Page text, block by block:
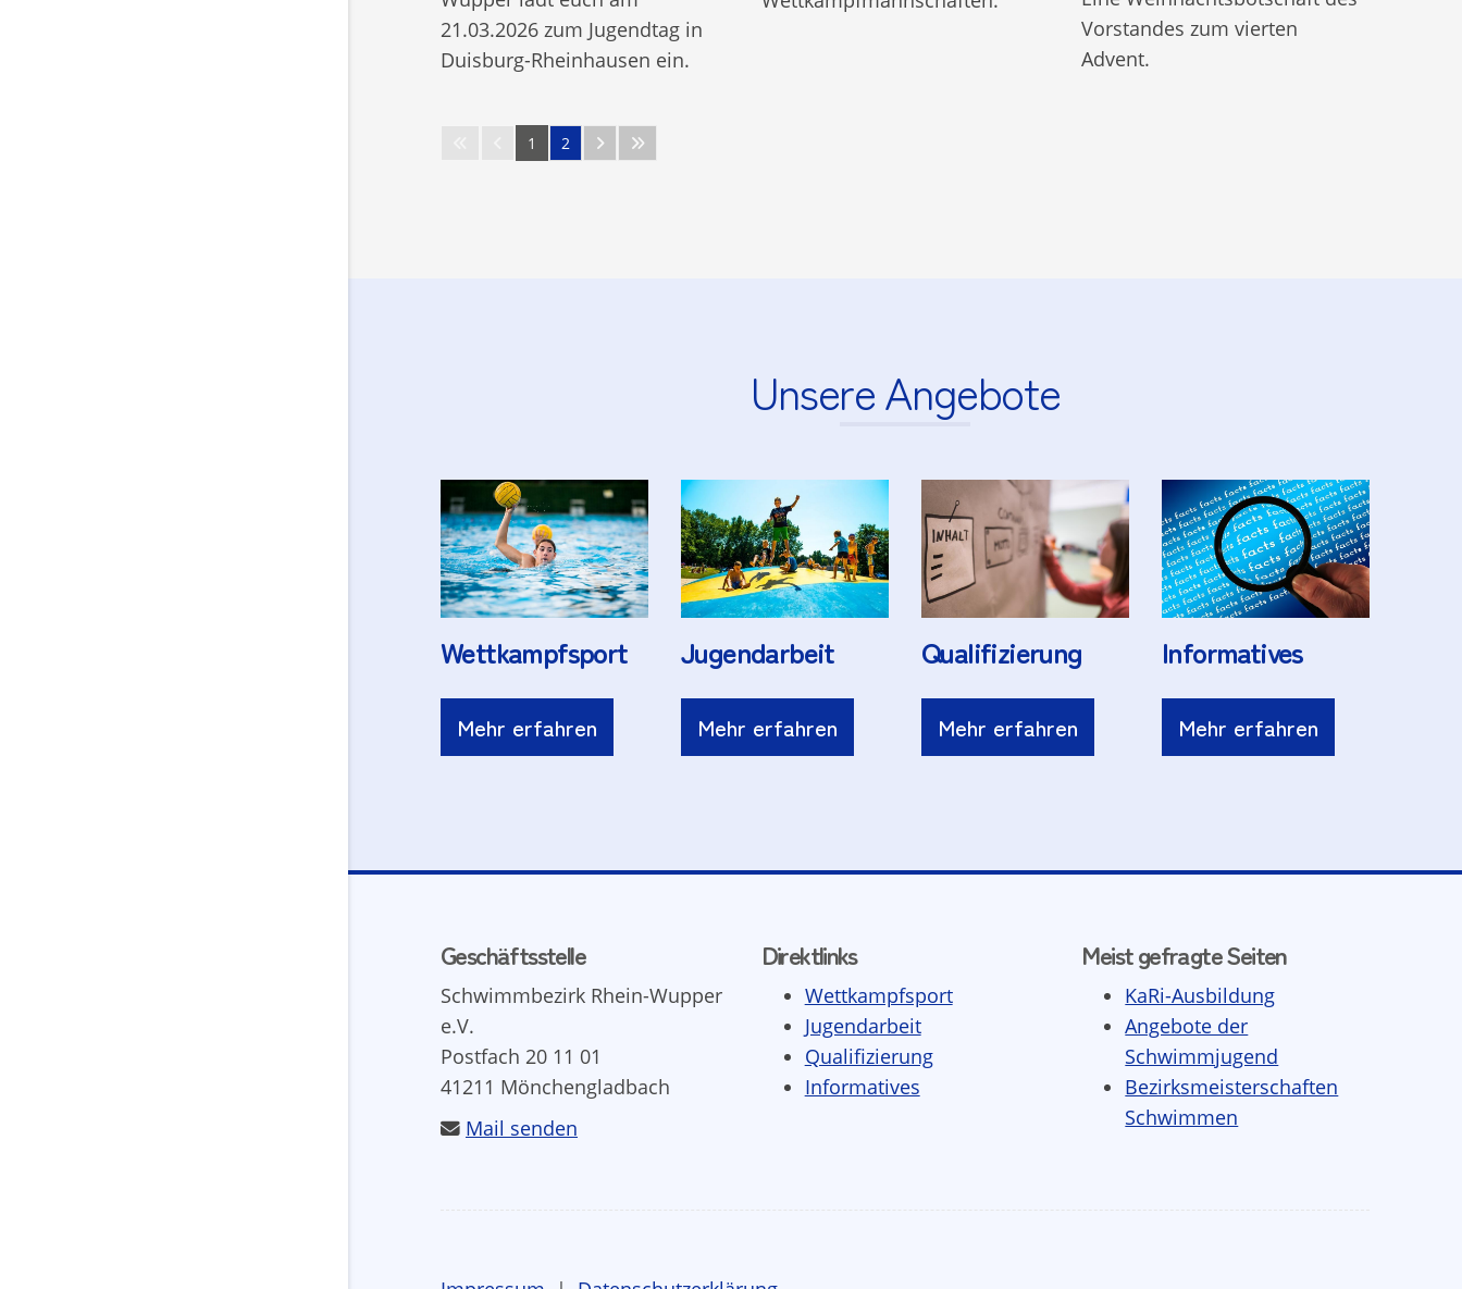
21.03.2026 zum Jugendtag in
Duisburg-Rheinhausen ein.
Vorstandes zum vierten
Advent.
1 2
Unsere Angebote
Wettkampfsport
Mehr erfahren
Jugendarbeit
Mehr erfahren
Qualifizierung
Mehr erfahren
Informatives
Mehr erfahren
Geschäftsstelle
Schwimmbezirk Rhein-Wupper
e.V.
Postfach 20 11 01
41211 Mönchengladbach
Mail senden
Direktlinks
Wettkampfsport
Jugendarbeit
Qualifizierung
Informatives
Meist gefragte Seiten
KaRi-Ausbildung
Angebote der
Schwimmjugend
Bezirksmeisterschaften
Schwimmen